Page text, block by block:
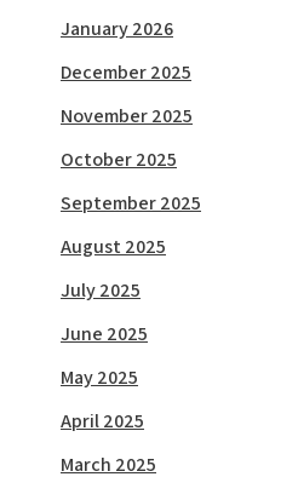
January 2026
December 2025
November 2025
October 2025
September 2025
August 2025
July 2025
June 2025
May 2025
April 2025
March 2025